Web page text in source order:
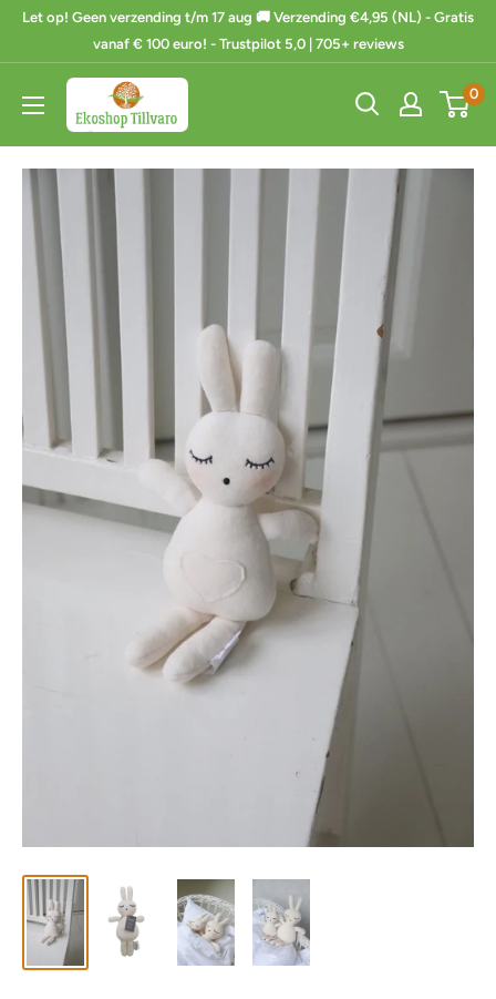
inhoud
Let op! Geen verzending t/m 17 aug 🚚 Verzending €4,95 (NL) - Gratis
vanaf € 100 euro! - Trustpilot 5,0 | 705+ reviews
Ekoshop
Tillvaro
0